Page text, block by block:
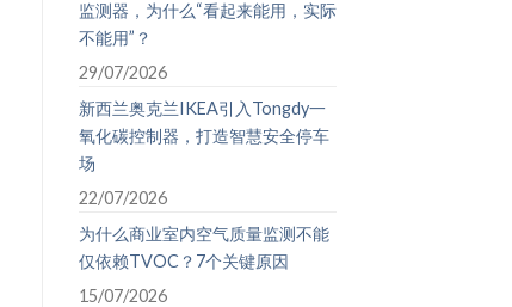
监测器，为什么“看起来能用，实际
不能用”？
29/07/2026
新西兰奥克兰IKEA引入Tongdy一
氧化碳控制器，打造智慧安全停车
场
22/07/2026
为什么商业室内空气质量监测不能
仅依赖TVOC？7个关键原因
15/07/2026